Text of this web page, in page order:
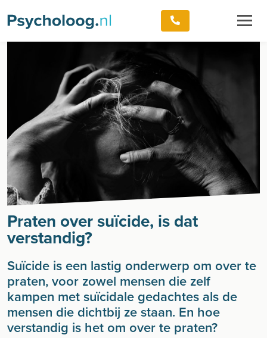
Praten over suïcide, is dat
verstandig?
Suïcide is een lastig onderwerp om over te
praten, voor zowel mensen die zelf
kampen met suïcidale gedachtes als de
mensen die dichtbij ze staan. En hoe
verstandig is het om over te praten?